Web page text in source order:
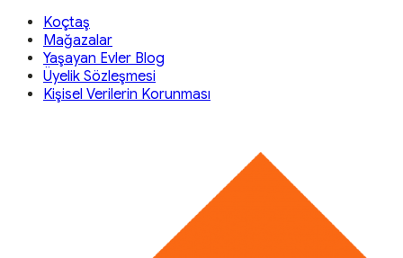
Koçtaş
Mağazalar
Yaşayan Evler Blog
Üyelik Sözleşmesi
Kişisel Verilerin Korunması